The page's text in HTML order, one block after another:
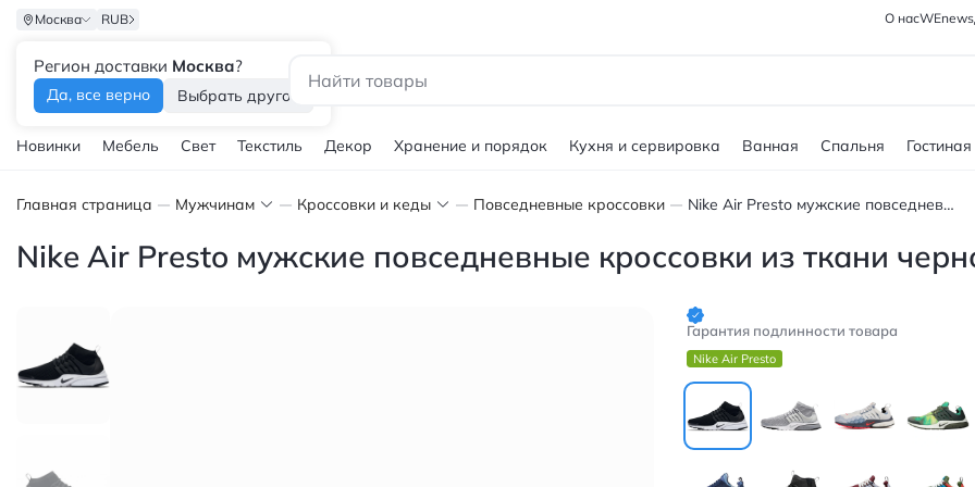
Москва
Регион доставки Москва?
Да, все верно Выбрать другой
RUB О насWEnews
Новинки Мебель Свет Текстиль Декор Хранение и порядок Кухня и сервировка Ванная Спальня Гостиная
Главная страница Мужчинам Кроссовки и кеды Повседневные кроссовки Nike Air Presto мужские повседневные кроссовки из ткани черно-белые
Nike Air Presto мужские повседневные кроссовки из ткани
Гарантия подлинности товара
Nike Air Presto